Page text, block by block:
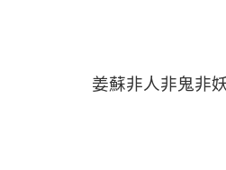
姜蘇非人非鬼非